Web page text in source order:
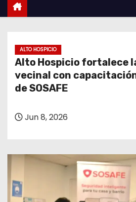
ALTO HOSPICIO
Alto Hospicio fortalece
vecinal con
de SOSAFE
Jun 8, 2026